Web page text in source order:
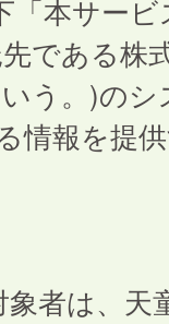
「本サービ
である株
う。)のシ
情報を提
者は、天